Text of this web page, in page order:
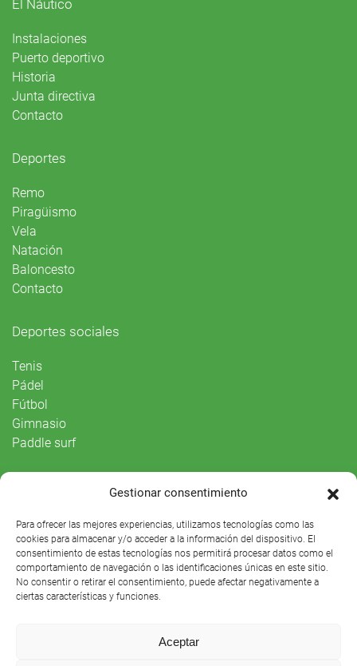
Gestionar consentimiento
Para ofrecer las mejores experiencias, utilizamos tecnologías como las
cookies para almacenar y/o acceder a la información del dispositivo. El
consentimiento de estas tecnologías nos permitirá procesar datos como el
comportamiento de navegación o las identificaciones únicas en este sitio.
No consentir o retirar el consentimiento, puede afectar negativamente a
ciertas características y funciones.
Aceptar
El Náutico
Instalaciones
Puerto deportivo
Historia
Junta directiva
Contacto
Deportes
Remo
Piragüismo
Vela
Natación
Baloncesto
Contacto
Deportes sociales
Tenis
Pádel
Fútbol
Gimnasio
Paddle surf
Agenda